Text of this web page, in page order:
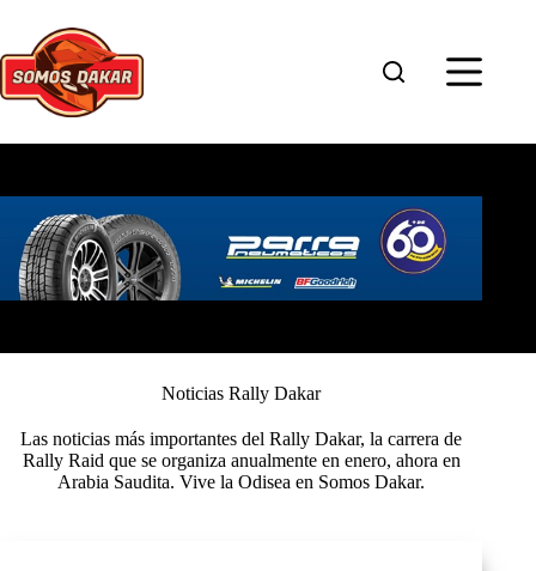
contenido
Noticias Rally Dakar
Las noticias más importantes del Rally Dakar, la carrera de
Rally Raid que se organiza anualmente en enero, ahora en
Arabia Saudita. Vive la Odisea en Somos Dakar.